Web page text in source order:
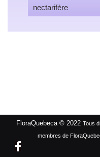
nectarifère
FloraQuebeca © 2022 Tous
membres de